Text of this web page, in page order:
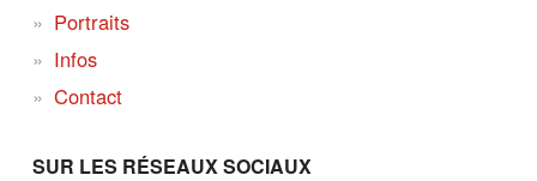
Portraits
Infos
Contact
SUR LES RÉSEAUX SOCIAUX